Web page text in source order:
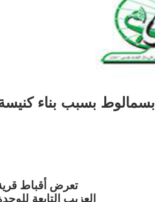
بسبب بناء
تعرض أقباط
العزيب التابعة